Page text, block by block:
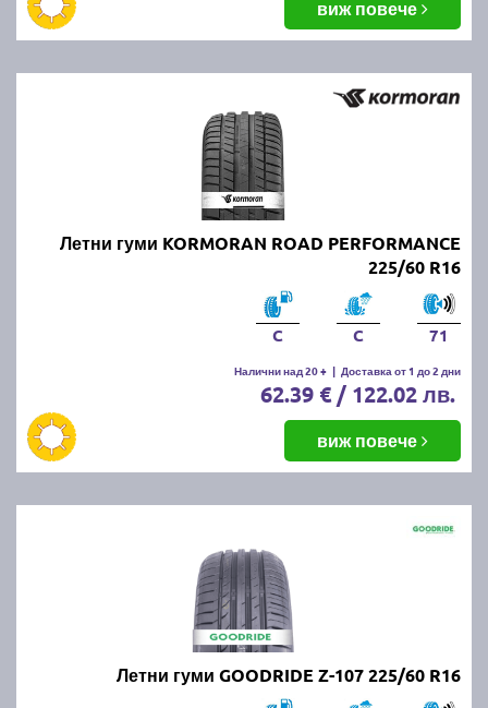
виж повече
Летни гуми KORMORAN ROAD PERFORMANCE
225/60 R16
C C 71
Налични над 20 + | Доставка от 1 до 2 дни
62.39 € / 122.02 лв.
виж повече
Летни гуми GOODRIDE Z-107 225/60 R16